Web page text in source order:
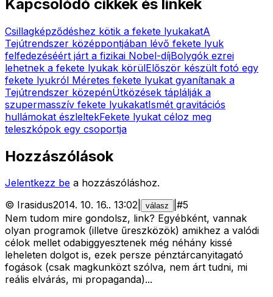
Kapcsolódó cikkek és linkek
Csillagképződéshez kötik a fekete lyukakatA
Tejútrendszer középpontjában lévő fekete lyuk
felfedezéséért járt a fizikai Nobel-díjBolygók ezrei
lehetnek a fekete lyukak körülElőször készült fotó egy
fekete lyukról Méretes fekete lyukat gyanítanak a
Tejútrendszer közepénÜtközések táplálják a
szupermasszív fekete lyukakatIsmét gravitációs
hullámokat észleltekFekete lyukat céloz meg
teleszkópok egy csoportja
Hozzászólások
Jelentkezz be a hozzászóláshoz.
© Irasidus2014. 10. 16.. 13:02 válasz #5
Nem tudom mire gondolsz, link? Egyébként, vannak
olyan programok (illetve űreszközök) amikhez a valódi
célok mellet odabiggyesztenek még néhány kissé
leheleten dolgot is, ezek persze pénztárcanyitagató
fogások (csak magkunközt szólva, nem árt tudni, mi
reális elvárás, mi propaganda)...